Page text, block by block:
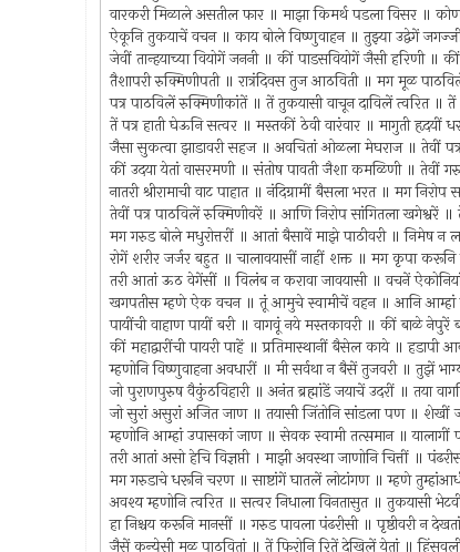
वारकरी मिळाले असतील फार ॥ माझा किमर्थ पडला विसर ॥
ऐकूनि तुकयाचें वचन ॥ काय बोले विष्णुवाहन ॥ तुझ्या उद्वेगें
जेवीं तान्हयाच्या वियोगें जननी ॥ कीं पाडसवियोगें जैसी हरिणी ॥
तैशापरी रुक्मिणीपती ॥ रात्रंदिवस तुज आठविती ॥ मग मूळ
पत्र पाठविलें रुक्मिणीकांतें ॥ तें तुकयासी वाचून दाविलें त्वरित
तें पत्र हाती घेऊनि सत्वर ॥ मस्तकीं ठेवी वारंवार ॥ मागुती
जैसा सुकत्वा झाडावरी सहज ॥ अवचितां ओळला मेघराज ॥ तेवीं
कीं उदया येतां वासरमणी ॥ संतोष पावती जैशा कमळिणी ॥ तेवीं
नातरी श्रीरामाची वाट पाहात ॥ नंदिग्रामीं बैसला भरत ॥ मग
तेवीं पत्र पाठविलें रुक्मिणीवरें ॥ आणि निरोप सांगितला
मग गरुड बोले मधुरोत्तरीं ॥ आतां बैसावें माझे पाठीवरी ॥ निमेष न
रोगें शरीर जर्जर बहुत ॥ चालावयासीं नाहीं शक्त ॥ मग कृपा
तरी आतां ऊठ वेगेंसीं ॥ विलंब न करावा जावयासी ॥ वचनें
खगपतीस म्हणे ऐक वचन ॥ तूं आमुचे स्वामीचें वहन ॥ आनि आम्हां
पायींची वाहाण पायीं बरी ॥ वागवूं नये मस्तकावरी ॥ कीं बाळे नेपुरें
कीं महाद्वारींची पायरी पाहें ॥ प्रतिमास्थानीं बैसेल काये ॥
म्हणोनि विष्णुवाहना अवधारीं ॥ मी सर्वथा न बैसें तुजवरी ॥ तुझें
जो पुराणपुरुष वैकुंठविहारी ॥ अनंत ब्रह्मांडें जयाचें उदरीं ॥ तया
जो सुरां असुरां अजित जाण ॥ तयासी जिंतोनि सांडला पण ॥ शेखीं
म्हणोनि आम्हां उपासकां जाण ॥ सेवक स्वामी तत्समान ॥ यालागीं
तरी आतां असो हेचि विज्ञप्ती । माझी अवस्था जाणोनि चित्तीं ॥
मग गरुडाचे धरूनि चरण ॥ साष्टांगें घातलें लोटांगण ॥ म्हणे
अवश्य म्हणोनि त्वरित ॥ सत्वर निधाला विनतासुत ॥ तुकयासी
हा निश्चय करूनि मानसीं ॥ गरुड पावला पंढरीसी ॥ पृष्ठीवरी न
जैसें कन्येसी मूळ पाठवितां ॥ तें फिरोनि रितें देखिलें येतां ॥